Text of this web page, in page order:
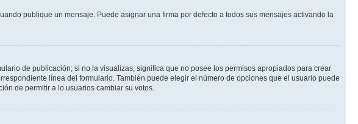
publique un mensaje. Puede asignar una firma por defecto a todos sus mensajes activando la
de publicación; si no la visualizas, significa que no posee los permisos apropiados para crear
línea del formulario. También puede elegir el número de opciones que el usuario puede
de permitir a lo usuarios cambiar su votos.